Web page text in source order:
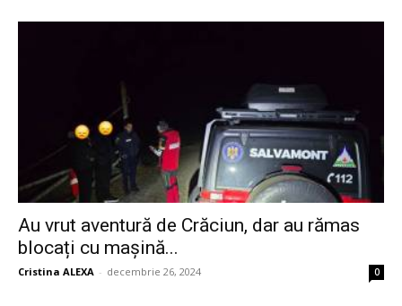
Au vrut aventură de Crăciun, dar au rămas
blocați cu mașină...
Cristina ALEXA - decembrie 26, 2024 0